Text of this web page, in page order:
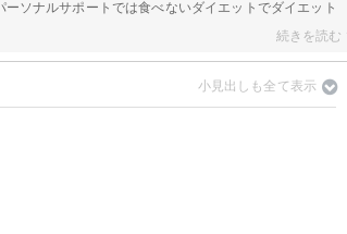
ソナルサポートでは食べないダイエットでダイエット